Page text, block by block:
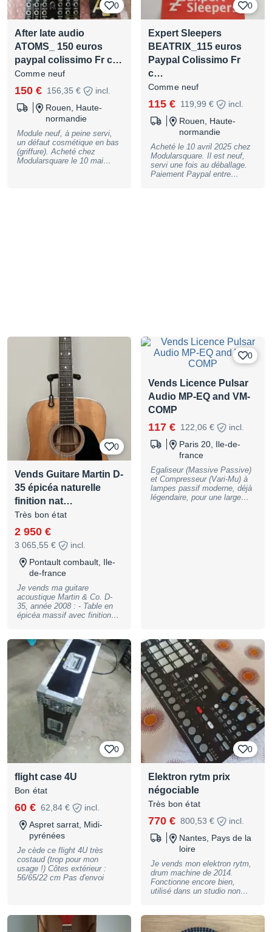
0
After late audio
ATOMS_ 150 euros
paypal colissimo Fr c…
Comme neuf
150 € 156,35 €
incl.
Rouen, Haute-
normandie
Module neuf, à peine servi,
un défaut cosmétique en bas
(griffure). Acheté chez
Modularsquare le 10 mai
0
Expert Sleepers
BEATRIX_115 euros
Paypal Colissimo Fr
c…
Comme neuf
115 € 119,99 €
incl.
Rouen, Haute-
normandie
Acheté le 10 avril 2025 chez
Modularsquare. Il est neuf,
servi une fois au déballage.
Paiement Paypal entre
0
Vends Guitare Martin D-
35 épicéa naturelle
finition nat…
Très bon état
2 950 €
3 065,55 €
incl.
Pontault combault, Ile-
de-france
Je vends ma guitare
acoustique Martin & Co. D-
35, année 2008 : - Table en
épicéa massif avec finition
Manche en acajou, touche en
ébène avec filets blancs -
Très bon état (très peu
souvent sortie de son étui,
pas de trace de choc)
Vendue avec son étui rigide
Martin d'origine N'hésitez pas
à me contacter si vous avez
des questions !
0
Vends Licence Pulsar
Audio MP-EQ and VM-
COMP
117 € 122,06 €
incl.
Paris 20, Ile-de-
france
Egaliseur (Massive Passive)
et Compresseur (Vari-Mu) à
lampes passif moderne, déjà
légendaire, pour une large
0
flight case 4U
Bon état
60 € 62,84 €
incl.
Aspret sarrat, Midi-
pyrénées
Je cède ce flight 4U très
costaud (trop pour mon
usage !) Côtes extérieur :
56/65/22 cm Pas d'envoi
0
Elektron rytm prix
négociable
Très bon état
770 € 800,53 €
incl.
Nantes, Pays de la
loire
Je vends mon elektron rytm,
drum machine de 2014.
Fonctionne encore bien,
utilisé dans un studio non
Prix négociable dans la limite
du cohérent. Je suis sur